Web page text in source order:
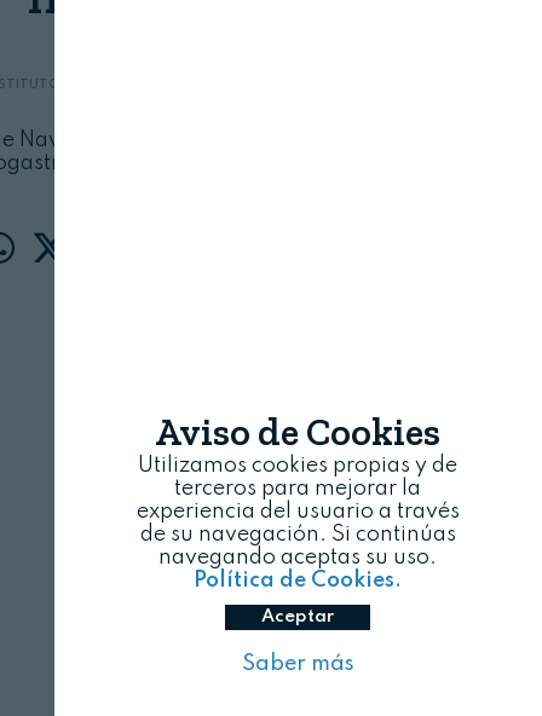
NAVARRO DE GASTRONOMÍA
Navarra reconoce a Julián Chivite por su
en los Premios INgastro
Aviso de Cookies
Utilizamos cookies propias y de
terceros para mejorar la
experiencia del usuario a través
de su navegación. Si continúas
navegando aceptas su uso.
Política de Cookies.
Aceptar
Saber más